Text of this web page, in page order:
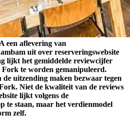
een aflevering van
uit over reserveringswebsite
lijkt het gemiddelde reviewcijfer
te worden gemanipuleerd.
uitzending maken bezwaar tegen
Niet de kwaliteit van de reviews
lijkt volgens de
te staan, maar het verdienmodel
zelf.